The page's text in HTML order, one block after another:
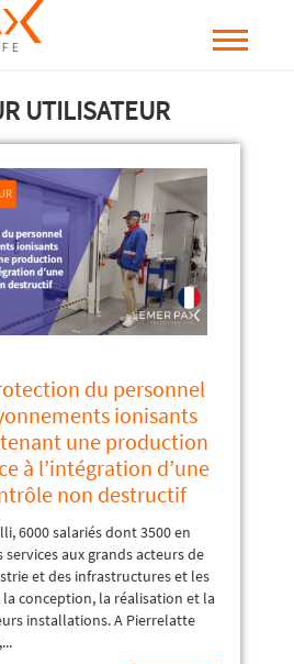
UTILISATEUR
du personnel
ionisants
une production
à l’intégration d’une
non destructif
6000 salariés dont 3500 en
aux grands acteurs de
et des infrastructures et les
conception, la réalisation et la
installations. A Pierrelatte